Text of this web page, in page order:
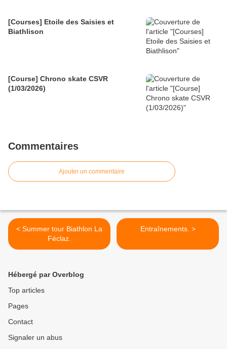
[Courses] Etoile des Saisies et
Biathlison
[Course] Chrono skate CSVR
(1/03/2026)
Commentaires
Ajouter un commentaire
< Summer tour Biathlon La
Féclaz.
Entraînements. >
Hébergé par Overblog
Top articles
Pages
Contact
Signaler un abus